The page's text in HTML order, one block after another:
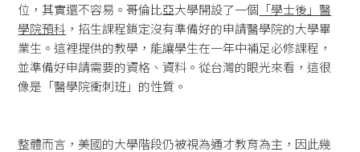
位，其實還不容易。哥倫比亞大學開設了一個
「學士後」醫
學院預科 ，招生課程鎖定沒有準備好的申請醫學院的大學畢
業生。這裡提供的教學，能讓學生在一年中補足必修課程，
並準備好申請需要的資格、資料。從台灣的眼光來看，這很
像是「醫學院衝刺班」的性質。
整體而言，美國的大學階段仍被視為通才教育為主，因此幾